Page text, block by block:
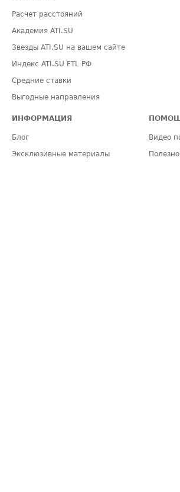
Расчет расстояний
Академия ATI.SU
Звезды ATI.SU на вашем сайте
Индекс ATI.SU FTL РФ
Средние ставки
Выгодные направления
ИНФОРМАЦИЯ
Блог
Эксклюзивные материалы
Видео